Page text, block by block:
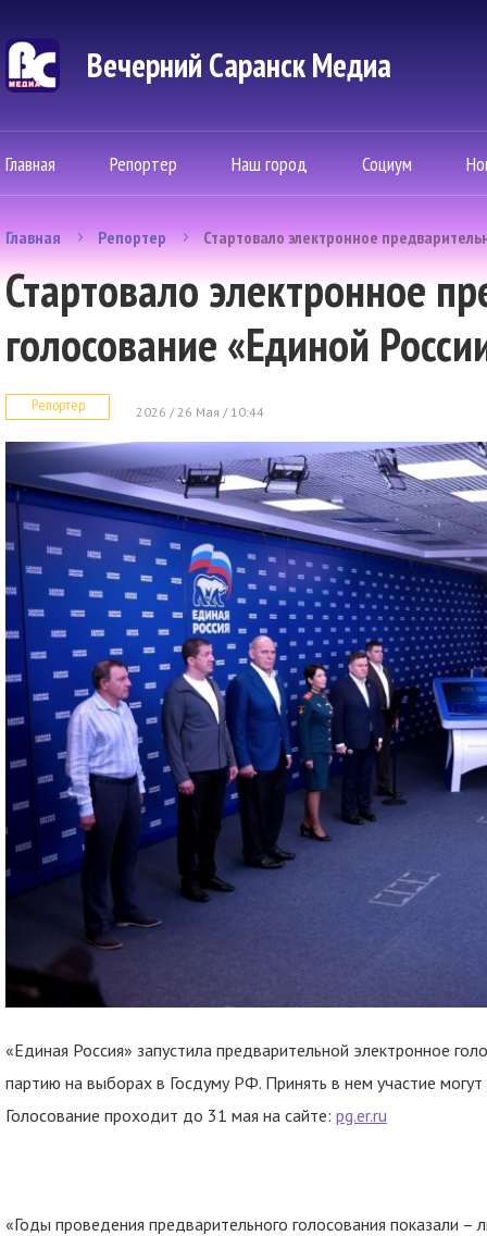
Вечерний Саранск Mедиа
Главная Репортер Наш город Социум
Главная Репортер Стартовало электронное
Стартовало электронное
голосование «Единой
Репортер 2026 / 26 Мая / 10:44
«Единая Россия» запустила предварительной электронное
партию на выборах в Госдуму РФ. Принять в нем участие могут
Голосование проходит до 31 мая на сайте: pg.er.ru
«Годы проведения предварительного голосования показали